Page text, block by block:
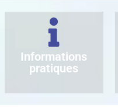
Informations
pratiques